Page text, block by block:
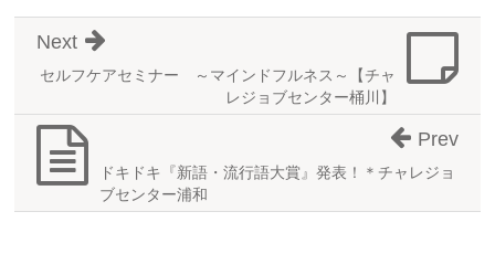
セルフケアセミナー ～マインドフルネス～【チャ
レジョブセンター桶川】
Next
ドキドキ『新語・流行語大賞』発表！＊チャレジョ
ブセンター浦和
Prev